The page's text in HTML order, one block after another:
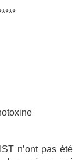
n’ont pas été